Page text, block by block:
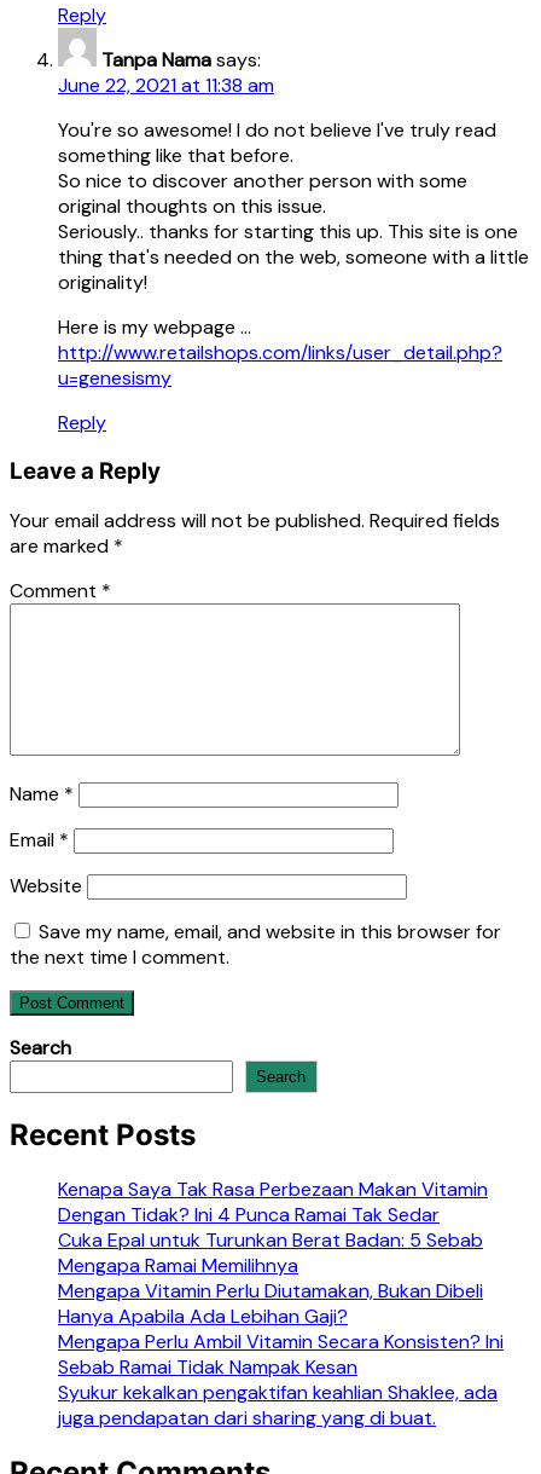
Reply
Tanpa Namasays:
June 22, 2021 at 11:38 am
You're so awesome! I do not believe I've truly read
something like that before.
So nice to discover another person with some
original thoughts on this issue.
Seriously.. thanks for starting this up. This site is one
thing that's needed on the web, someone with a little
originality!
Here is my webpage …
http://www.retailshops.com/links/user_detail.php?
u=genesismy
Reply
Leave a Reply
Your email address will not be published. Required fields
are marked *
Comment *
Name *
Email *
Website
Save my name, email, and website in this browser for
the next time I comment.
Search
Search
Recent Posts
Kenapa Saya Tak Rasa Perbezaan Makan Vitamin
Dengan Tidak? Ini 4 Punca Ramai Tak Sedar
Cuka Epal untuk Turunkan Berat Badan: 5 Sebab
Mengapa Ramai Memilihnya
Mengapa Vitamin Perlu Diutamakan, Bukan Dibeli
Hanya Apabila Ada Lebihan Gaji?
Mengapa Perlu Ambil Vitamin Secara Konsisten? Ini
Sebab Ramai Tidak Nampak Kesan
Syukur kekalkan pengaktifan keahlian Shaklee, ada
juga pendapatan dari sharing yang di buat.